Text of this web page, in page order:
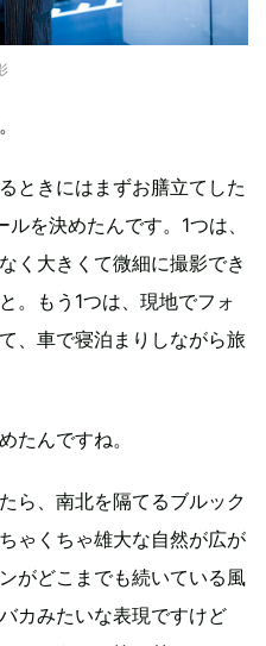
ときにはまずお膳立てした
を決めたんです。1つは、
く大きくて微細に撮影でき
。もう1つは、現地でフォ
、車で寝泊まりしながら旅
たんですね。
ら、南北を隔てるブルック
ゃくちゃ雄大な自然が広が
がどこまでも続いている風
カみたいな表現ですけど